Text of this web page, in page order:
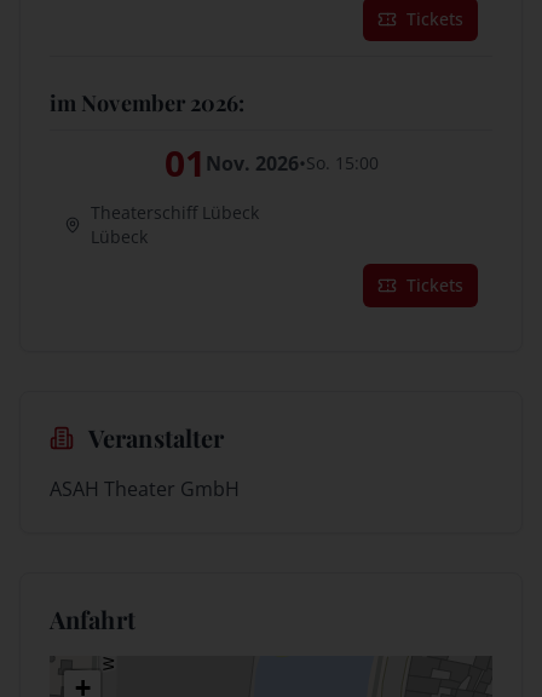
Tickets
im November 2026:
01 Nov. 2026•So. 15:00
Theaterschiff Lübeck
Lübeck
Tickets
Veranstalter
ASAH Theater GmbH
Anfahrt
+